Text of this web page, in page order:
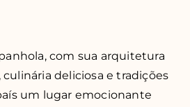
com sua arquitetura
deliciosa e tradições
um lugar emocionante